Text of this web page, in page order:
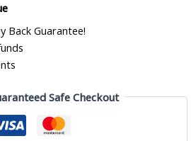
Back Guarantee!
Safe Checkout